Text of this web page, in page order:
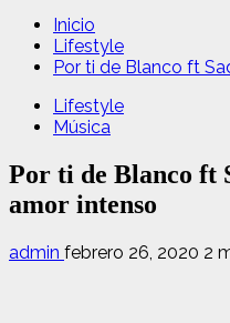
Inicio
Lifestyle
Por ti de Blanco ft
Lifestyle
Música
Por ti de Blanco ft
amor intenso
admin febrero 26, 2020 2